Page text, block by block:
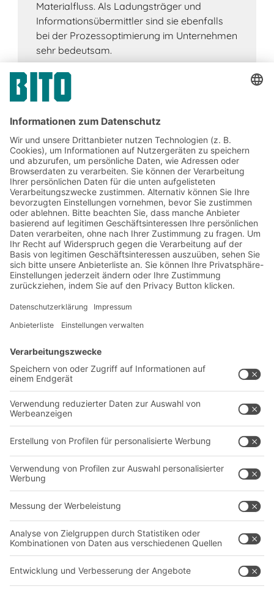
Materialfluss. Als Ladungsträger und
Informationsübermittler sind sie ebenfalls
bei der Prozessoptimierung im Unternehmen
sehr bedeutsam.
Jetzt beim BITO Newsletter
anmelden:
Lager- & Logistiknews
Exklusive Rabatte
Neuheiten
Newsletter abonnieren
Lösungen
Intralogistiklösungen
Regalsysteme
Transportsysteme
Dienstleistungen
Kontaktformular
Unternehmen
Über uns
Produktionsstandorte
Karriere
Follow us
BIT O
YOUR LIFE.